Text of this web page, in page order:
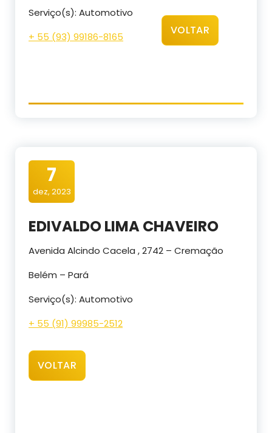
Serviço(s): Automotivo
+ 55 (93) 99186-8165
VOLTAR
7
dez, 2023
EDIVALDO LIMA CHAVEIRO
Avenida Alcindo Cacela , 2742 – Cremação
Belém – Pará
Serviço(s): Automotivo
+ 55 (91) 99985-2512
VOLTAR